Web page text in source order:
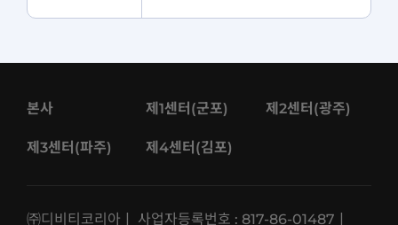
본사 제1센터(군포) 제2센터(광주)
제3센터(파주) 제4센터(김포)
㈜디비티코리아ㅣ 사업자등록번호 : 817-86-01487ㅣ